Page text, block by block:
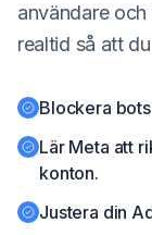
🇸🇪
användare
realtid så att
Blockera
Lär Meta att
konton.
Justera din